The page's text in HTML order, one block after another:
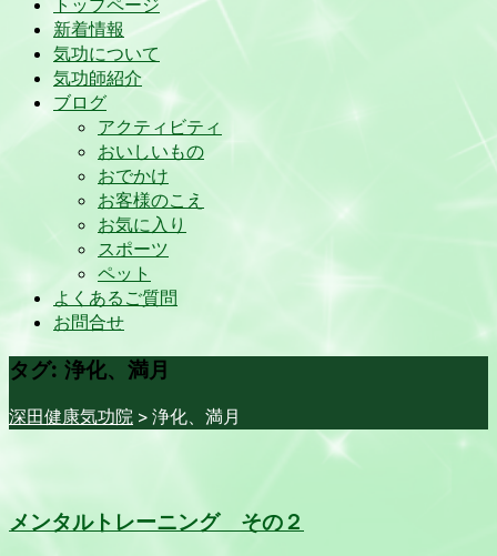
トップページ
新着情報
気功について
気功師紹介
ブログ
アクティビティ
おいしいもの
おでかけ
お客様のこえ
お気に入り
スポーツ
ペット
よくあるご質問
お問合せ
タグ: 浄化、満月
深田健康気功院 >浄化、満月
メンタルトレーニング その２